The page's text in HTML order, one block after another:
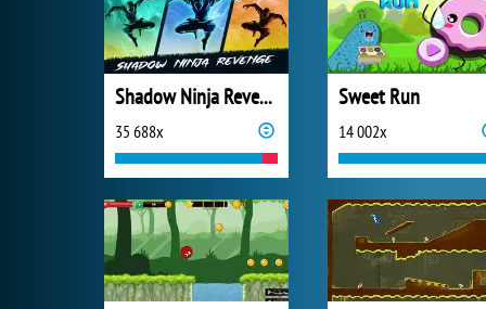
Shadow Ninja Revenge
35 688x
Sweet Run
14 002x